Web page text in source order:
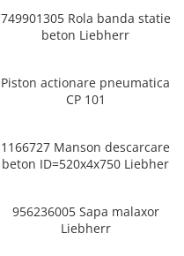
749901305 Rola banda statie
beton Liebherr
Piston actionare pneumatica
CP 101
1166727 Manson descarcare
beton ID=520x4x750 Liebher
956236005 Sapa malaxor
Liebherr